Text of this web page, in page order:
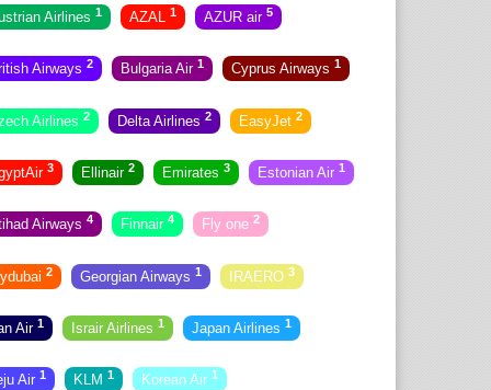
Airlines 1 AZAL 1 AZUR air 5
Airways 2 Bulgaria Air 1 Cyprus Airways 1
Airlines 2 Delta Airlines 2 EasyJet 2
3 Ellinair 2 Emirates 3 Estonian Air 1
Airways 4 Finnair 4 Fly one 2
2 Georgian Airways 1 IRAERO 3
Air 1 Israir Airlines 1 Japan Airlines 1
Air 1 KLM 1 Korean Air 1